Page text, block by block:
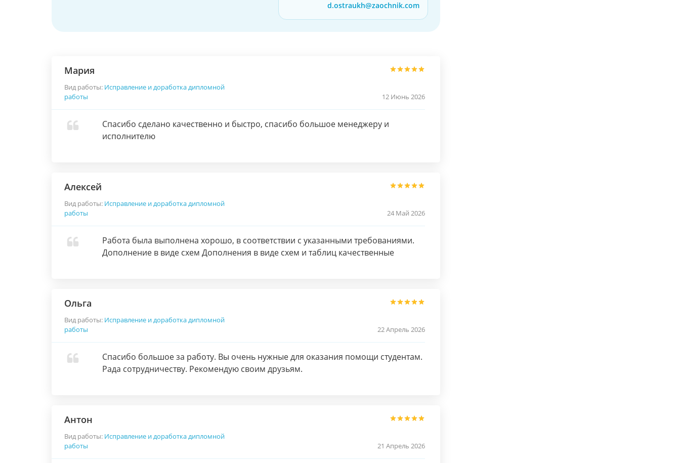
d.ostraukh@zaochnik.com
Мария
Вид работы: Исправление и доработка дипломной
работы
12 Июнь 2026
Спасибо сделано качественно и быстро, спасибо большое менеджеру и
исполнителю
Алексей
Вид работы: Исправление и доработка дипломной
работы
24 Май 2026
Работа была выполнена хорошо, в соответствии с указанными требованиями.
Дополнение в виде схем Дополнения в виде схем и таблиц качественные
Ольга
Вид работы: Исправление и доработка дипломной
работы
22 Апрель 2026
Спасибо большое за работу. Вы очень нужные для оказания помощи студентам.
Рада сотрудничеству. Рекомендую своим друзьям.
Антон
Вид работы: Исправление и доработка дипломной
работы
21 Апрель 2026